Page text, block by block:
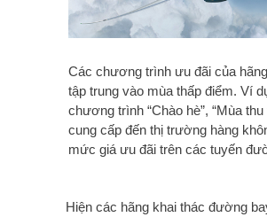
Các chương trình ưu đãi của
tập trung vào mùa thấp điểm. Ví
chương trình “Chào hè”, “Mùa thu
cung cấp đến thị trường hàng
mức giá ưu đãi trên các tuyến
Hiện các hãng khai thác đường